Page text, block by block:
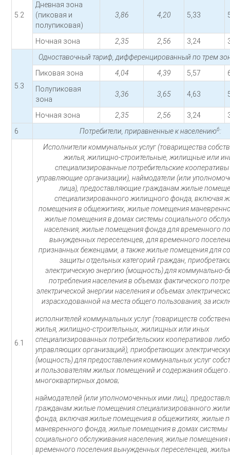
5.2
Дневная зона
(пиковая и
полупиковая)
3,86 4,20 5,33
Ночная зона 2,35 2,56 3,24
5.3
Одноставочный тариф, дифференцированный по трем
Пиковая зона
4,04 4,39 5,57
Полупиковая
зона
3,36 3,65 4,63
Ночная зона 2,35 2,56 3,24
6
Потребители, приравненные к населению6:
6.1
Исполнители коммунальных услуг (товарищества
жилья, жилищно-строительные, жилищные или
специализированные потребительские
управляющие организации), наймодатели (или
лица), предоставляющие гражданам жилые
специализированного жилищного фонда, включая
помещения в общежитиях, жилые помещения
жилые помещения в домах системы социального
населения, жилые помещения фонда для временного
вынужденных переселенцев, для временного
признанных беженцами, а также жилые помещения для
защиты отдельных категорий граждан,
электрическую энергию (мощность) для коммунально-
потребления населения в объемах фактического
электрической энергии населения и объемах
израсходованной на места общего пользования, за
исполнителей коммунальных услуг (товариществ
жилья, жилищно-строительных, жилищных или иных
специализированных потребительских кооперативов либо
управляющих организаций), приобретающих
(мощность) для предоставления коммунальных услуг
и пользователям жилых помещений и содержания общего
многоквартирных домов;
наймодателей (или уполномоченных ими лиц),
гражданам жилые помещения специализированного
фонда, включая жилые помещения в общежитиях, жилые
маневренного фонда, жилые помещения в домах системы
социального обслуживания населения, жилые помещения
временного поселения вынужденных переселенцев,